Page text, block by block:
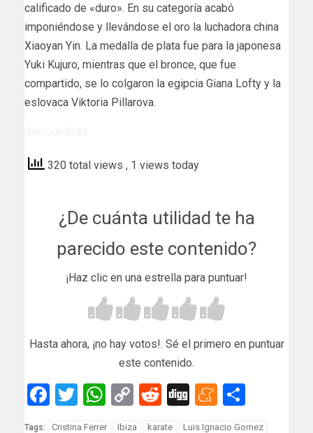
calificado de «duro». En su categoría acabó
imponiéndose y llevándose el oro la luchadora china
Xiaoyan Yin. La medalla de plata fue para la japonesa
Yuki Kujuro, mientras que el bronce, que fue
compartido, se lo colgaron la egipcia Giana Lofty y la
eslovaca Viktoria Pillarova.
320 total views , 1 views today
¿De cuánta utilidad te ha
parecido este contenido?
¡Haz clic en una estrella para puntuar!
Hasta ahora, ¡no hay votos!. Sé el primero en puntuar
este contenido.
Facebook
Twitter
WhatsApp
Copy
Link
Reddit
Digg
Tags: Cristina Ferrer Ibiza karate
Luis Ignacio Gomez